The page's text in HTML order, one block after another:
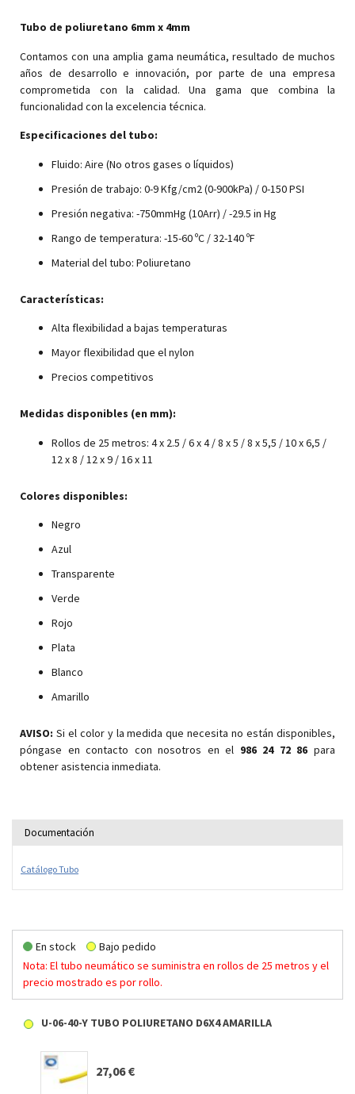
Tubo de poliuretano 6mm x 4mm
Contamos con una amplia gama neumática, resultado de muchos
años de desarrollo e innovación, por parte de una empresa
comprometida con la calidad. Una gama que combina la
funcionalidad con la excelencia técnica.
Especificaciones del tubo:
Fluido: Aire (No otros gases o líquidos)
Presión de trabajo: 0-9 Kfg/cm2 (0-900kPa) / 0-150 PSI
Presión negativa: -750mmHg (10Arr) / -29.5 in Hg
Rango de temperatura: -15-60 ºC / 32-140 ºF
Material del tubo: Poliuretano
Características:
Alta flexibilidad a bajas temperaturas
Mayor flexibilidad que el nylon
Precios competitivos
Medidas disponibles (en mm):
Rollos de 25 metros: 4 x 2.5 / 6 x 4 / 8 x 5 / 8 x 5,5 / 10 x 6,5 /
12 x 8 / 12 x 9 / 16 x 11
Colores disponibles:
Negro
Azul
Transparente
Verde
Rojo
Plata
Blanco
Amarillo
AVISO: Si el color y la medida que necesita no están disponibles,
póngase en contacto con nosotros en el 986 24 72 86 para
obtener asistencia inmediata.
Documentación
Catálogo Tubo
En stock
Bajo pedido
Nota: El tubo neumático se suministra en rollos de 25 metros y el
precio mostrado es por rollo.
U-06-40-Y TUBO POLIURETANO D6X4 AMARILLA
27,06 €